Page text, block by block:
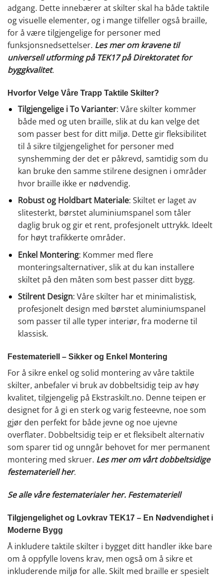
adgang. Dette innebærer at skilter skal ha både taktile
og visuelle elementer, og i mange tilfeller også braille,
for å være tilgjengelige for personer med
funksjonsnedsettelser. Les mer om kravene til
universell utforming på TEK17 på Direktoratet for
byggkvalitet.
Hvorfor Velge Våre Trapp Taktile Skilter?
Tilgjengelige i To Varianter: Våre skilter kommer
både med og uten braille, slik at du kan velge det
som passer best for ditt miljø. Dette gir fleksibilitet
til å sikre tilgjengelighet for personer med
synshemming der det er påkrevd, samtidig som du
kan bruke den samme stilrene designen i områder
hvor braille ikke er nødvendig.
Robust og Holdbart Materiale: Skiltet er laget av
slitesterkt, børstet aluminiumspanel som tåler
daglig bruk og gir et rent, profesjonelt uttrykk. Ideelt
for høyt trafikkerte områder.
Enkel Montering: Kommer med flere
monteringsalternativer, slik at du kan installere
skiltet på den måten som best passer ditt bygg.
Stilrent Design: Våre skilter har et minimalistisk,
profesjonelt design med børstet aluminiumspanel
som passer til alle typer interiør, fra moderne til
klassisk.
Festemateriell – Sikker og Enkel Montering
For å sikre enkel og solid montering av våre taktile
skilter, anbefaler vi bruk av dobbeltsidig teip av høy
kvalitet, tilgjengelig på Ekstraskilt.no. Denne teipen er
designet for å gi en sterk og varig festeevne, noe som
gjør den perfekt for både jevne og noe ujevne
overflater. Dobbeltsidig teip er et fleksibelt alternativ
som sparer tid og unngår behovet for mer permanent
montering med skruer. Les mer om vårt dobbeltsidige
festemateriell her.
Se alle våre festematerialer her. Festemateriell
Tilgjengelighet og Lovkrav TEK17 – En Nødvendighet i
Moderne Bygg
Å inkludere taktile skilter i bygget ditt handler ikke bare
om å oppfylle lovens krav, men også om å sikre et
inkluderende miljø for alle. Skilt med braille er spesielt